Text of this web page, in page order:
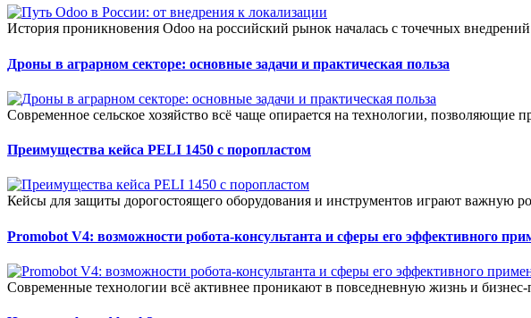
История проникновения Odoo на российский рынок началась с точечных внедрений
Дроны в аграрном секторе: основные задачи и практическая польза
Современное сельское хозяйство всё чаще опирается на технологии, позволяющие
Преимущества кейса PELI 1450 с поропластом
Кейсы для защиты дорогостоящего оборудования и инструментов играют важную
Promobot V4: возможности робота-консультанта и сферы его эффективного
Современные технологии всё активнее проникают в повседневную жизнь и